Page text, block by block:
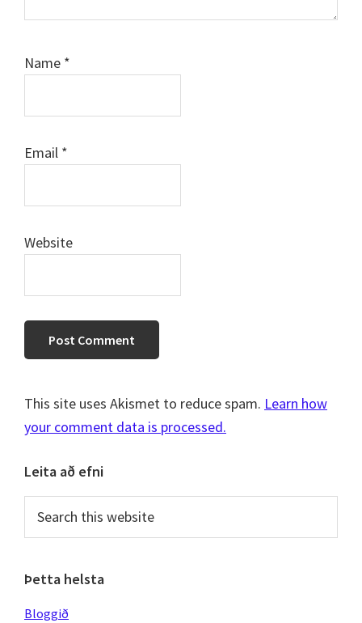
Name *
Email *
Website
This site uses Akismet to reduce spam. Learn how
your comment data is processed.
Primary
Sidebar
Leita að efni
this
Þetta helsta
Bloggið